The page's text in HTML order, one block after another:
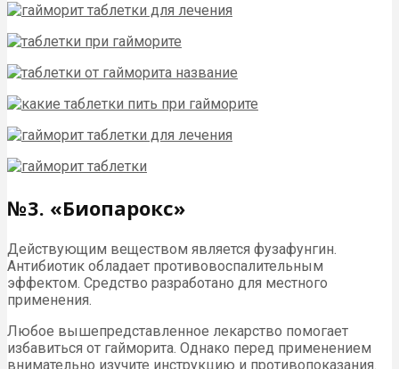
№3. «Биопарокс»
Действующим веществом является фузафунгин.
Антибиотик обладает противовоспалительным
эффектом. Средство разработано для местного
применения.
Любое вышепредставленное лекарство помогает
избавиться от гайморита. Однако перед применением
внимательно изучите инструкцию и противопоказания.